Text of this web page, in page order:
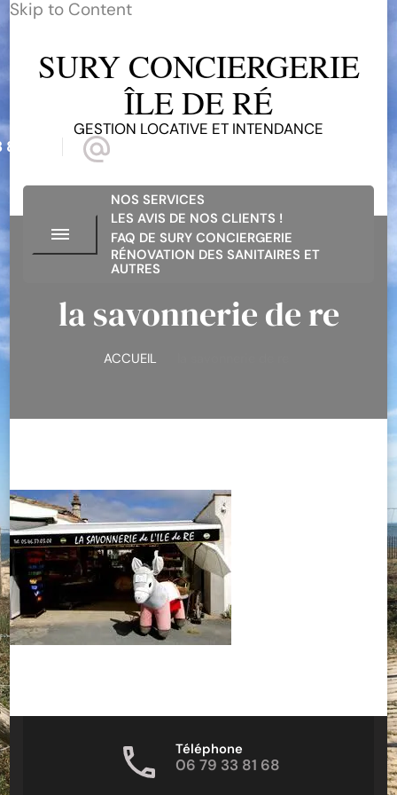
Skip to Content
SURY CONCIERGERIE
ÎLE DE RÉ
GESTION LOCATIVE ET INTENDANCE
68
NOS SERVICES
LES AVIS DE NOS CLIENTS !
FAQ DE SURY CONCIERGERIE
RÉNOVATION DES SANITAIRES ET
AUTRES
la savonnerie de re
ACCUEIL
Téléphone
06 79 33 81 68